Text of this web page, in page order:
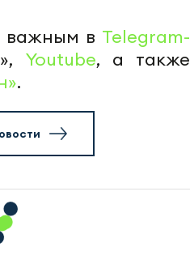
важным в Telegram-
Youtube, а также
.